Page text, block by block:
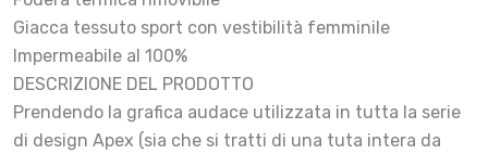
Giacca tessuto sport con vestibilità femminile
Impermeabile al 100%
DESCRIZIONE DEL PRODOTTO
Prendendo la grafica audace utilizzata in tutta la serie
di design Apex (sia che si tratti di una tuta intera da